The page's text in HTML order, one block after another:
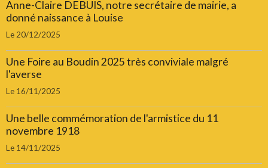
Anne-Claire DEBUIS, notre secrétaire de mairie, a
donné naissance à Louise
Le 20/12/2025
Une Foire au Boudin 2025 très conviviale malgré
l'averse
Le 16/11/2025
Une belle commémoration de l'armistice du 11
novembre 1918
Le 14/11/2025